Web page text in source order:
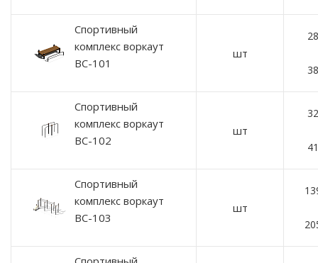
Спортивный
комплекс воркаут
ВС-101
шт
Спортивный
комплекс воркаут
ВС-102
шт
Спортивный
комплекс воркаут
ВС-103
шт